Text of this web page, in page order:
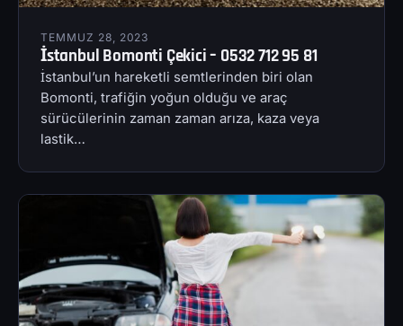
TEMMUZ 28, 2023
İstanbul Bomonti Çekici – 0532 712 95 81
İstanbul’un hareketli semtlerinden biri olan
Bomonti, trafiğin yoğun olduğu ve araç
sürücülerinin zaman zaman arıza, kaza veya
lastik…